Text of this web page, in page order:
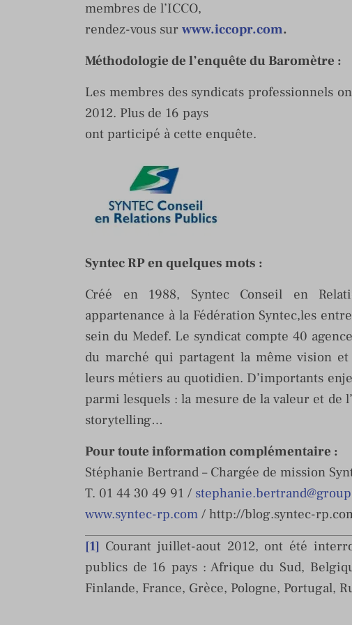
membres de l’ICCO,
rendez-vous sur www.iccopr.com.
Méthodologie de l’enquête du Baromètre :
Les membres des syndicats professionnels
2012. Plus de 16 pays
ont participé à cette enquête.
Syntec RP en quelques mots :
Créé en 1988, Syntec Conseil en
appartenance à la Fédération Syntec,les
sein du Medef. Le syndicat compte 40
du marché qui partagent la même vision
leurs métiers au quotidien. D’importants
parmi lesquels : la mesure de la valeur et de
storytelling…
Pour toute information complémentaire :
Stéphanie Bertrand – Chargée de mission
T. 01 44 30 49 91 /
www.syntec-rp.com / http://blog.syntec-
[1] Courant juillet-aout 2012, ont été
publics de 16 pays : Afrique du Sud,
Finlande, France, Grèce, Pologne, Portugal,